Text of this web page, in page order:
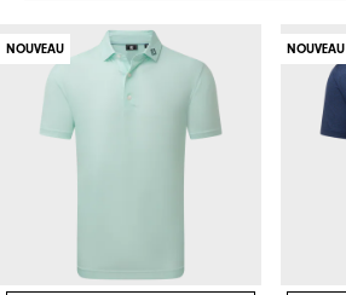
NOUVEAU NOUVEAU